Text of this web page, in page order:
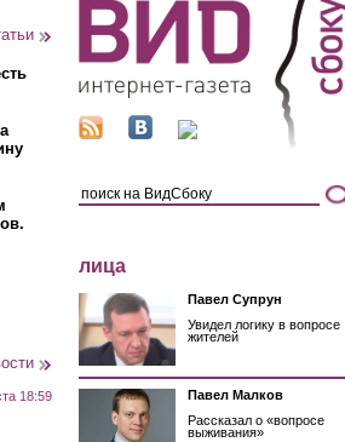
18:59
лица
Павел Супрун
Увидел логику в вопросе
жителей
Павел Малков
Рассказал о «вопросе
выживания»